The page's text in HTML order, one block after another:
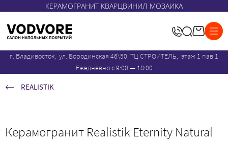
КЕРАМОГРАНИТ КВАРЦВИНИЛ МОЗАИКА
г. Владивосток, ул. Бородинская 46\50, ТЦ СТРОИТЕЛЬ, этаж 1 пав 1
Ежедневно с 9:00 — 18:00
REALISTIK
Керамогранит Realistik Eternity Natural